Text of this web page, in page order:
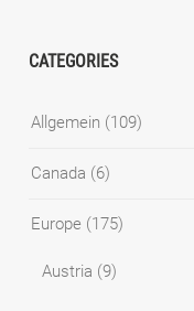
CATEGORIES
Allgemein (109)
Canada (6)
Europe (175)
Austria (9)